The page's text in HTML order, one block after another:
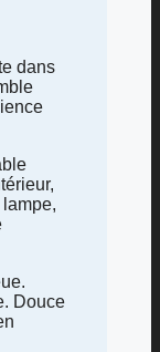
dans
Douce